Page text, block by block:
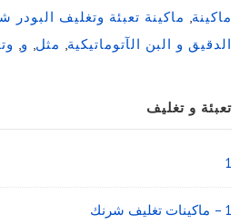
ماكينة, ماكينة تعبئة وتغليف البودر
الدقيق و البن الآتوماتيكية, مثل, و,
Sidebar
Widget
Area
تعبئة و تغليف
1
1 – ماكينات تغليف شرنك